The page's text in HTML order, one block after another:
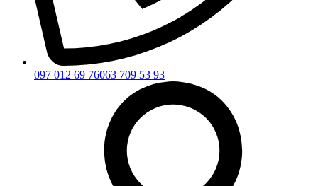
097 012 69 76063 709 53 93